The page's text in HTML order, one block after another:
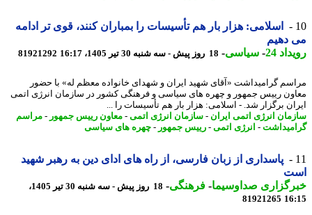
اسلامی: هزار بار هم تأسیسات را بمباران کنند، قوی تر ادامه
دهیم
24
-سیاسی-18 روز پیش - سه شنبه 30 تیر 1405، 16:17 81921292
گرامیداشت «آقای شهید ایران و شهدای خانواده معظم له» با حضور
رییس جمهور و چهره های سیاسی و فرهنگی کشور در سازمان انرژی اتمی
برگزار شد. - اسلامی: هزار بار هم تأسیسات را ...
انرژی اتمی ایران - سازمان انرژی اتمی -معاون رییس جمهور-مراسم
-انرژی اتمی -رییس جمهور-چهره های سیاسی
پاسداری از زبان فارسی، از راه های ادای دین به رهبر شهید
صداوسیما-فرهنگی-
18 روز پیش - سه شنبه 30 تیر 1405،
81921265